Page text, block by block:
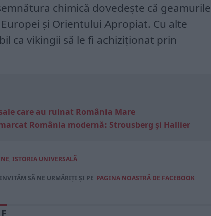
chimică dovedește că geamurile
și Orientului Apropiat. Cu alte
ca vikingii să le fi achiziționat prin
care au ruinat România Mare
România modernă: Strousberg și Hallier
, ISTORIA UNIVERSALĂ
SĂ NE URMĂRIȚI ȘI PE PAGINA NOASTRĂ DE FACEBOOK